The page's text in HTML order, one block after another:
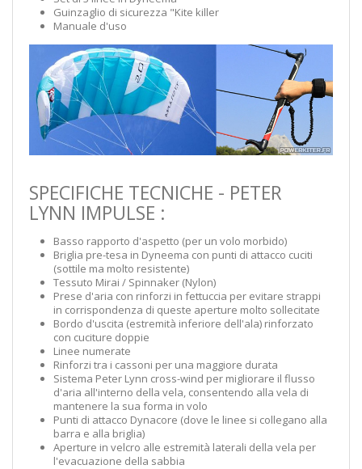
Guinzaglio di sicurezza "Kite killer
Manuale d'uso
SPECIFICHE TECNICHE - PETER
LYNN IMPULSE :
Basso rapporto d'aspetto (per un volo morbido)
Briglia pre-tesa in Dyneema con punti di attacco cuciti
(sottile ma molto resistente)
Tessuto Mirai / Spinnaker (Nylon)
Prese d'aria con rinforzi in fettuccia per evitare strappi
in corrispondenza di queste aperture molto sollecitate
Bordo d'uscita (estremità inferiore dell'ala) rinforzato
con cuciture doppie
Linee numerate
Rinforzi tra i cassoni per una maggiore durata
Sistema Peter Lynn cross-wind per migliorare il flusso
d'aria all'interno della vela, consentendo alla vela di
mantenere la sua forma in volo
Punti di attacco Dynacore (dove le linee si collegano alla
barra e alla briglia)
Aperture in velcro alle estremità laterali della vela per
l'evacuazione della sabbia